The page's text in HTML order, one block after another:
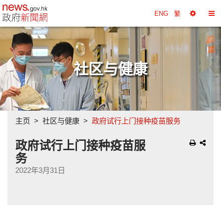
政府新闻网主页 ENG 繁
择
换
目
录
社区与健康
主页 社区与健康 政府试行上门接种疫苗服务
政府试行上门接种疫苗服
务
2022年3月31日